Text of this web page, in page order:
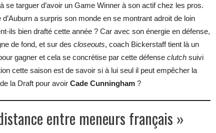
se targuer d’avoir un Game Winner à son actif chez les pros.
a surpris son monde en se montrant adroit de loin
ils bien drafté cette année ? Car avec son énergie en défense,
de fond, et sur des closeouts, coach Bickerstaff tient là un
gagner et cela se concrétise par cette défense clutch suivi
cette saison est de savoir si à lui seul il peut empêcher la
la Draft pour avoir Cade Cunningham ?
entre meneurs français »